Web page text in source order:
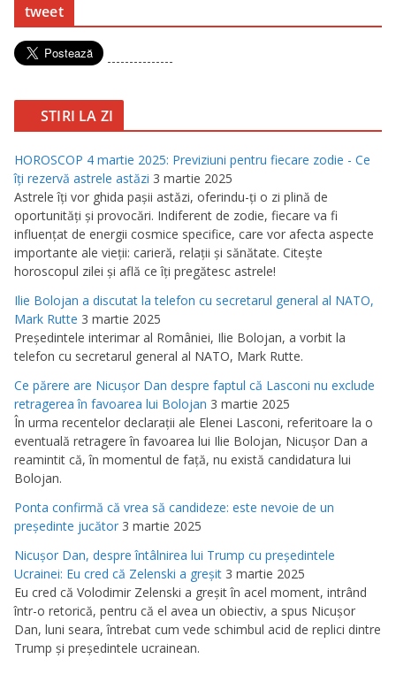
tweet
---------------
STIRI LA ZI
HOROSCOP 4 martie 2025: Previziuni pentru fiecare zodie - Ce
îţi rezervă astrele astăzi 3 martie 2025
Astrele îţi vor ghida paşii astăzi, oferindu-ţi o zi plină de
oportunităţi şi provocări. Indiferent de zodie, fiecare va fi
influenţat de energii cosmice specifice, care vor afecta aspecte
importante ale vieţii: carieră, relaţii şi sănătate. Citeşte
horoscopul zilei şi află ce îţi pregătesc astrele!
Ilie Bolojan a discutat la telefon cu secretarul general al NATO,
Mark Rutte 3 martie 2025
Preşedintele interimar al României, Ilie Bolojan, a vorbit la
telefon cu secretarul general al NATO, Mark Rutte.
Ce părere are Nicuşor Dan despre faptul că Lasconi nu exclude
retragerea în favoarea lui Bolojan 3 martie 2025
În urma recentelor declaraţii ale Elenei Lasconi, referitoare la o
eventuală retragere în favoarea lui Ilie Bolojan, Nicuşor Dan a
reamintit că, în momentul de faţă, nu există candidatura lui
Bolojan.
Ponta confirmă că vrea să candideze: este nevoie de un
preşedinte jucător 3 martie 2025
Nicuşor Dan, despre întâlnirea lui Trump cu preşedintele
Ucrainei: Eu cred că Zelenski a greşit 3 martie 2025
Eu cred că Volodimir Zelenski a greşit în acel moment, intrând
într-o retorică, pentru că el avea un obiectiv, a spus Nicuşor
Dan, luni seara, întrebat cum vede schimbul acid de replici dintre
Trump şi preşedintele ucrainean.